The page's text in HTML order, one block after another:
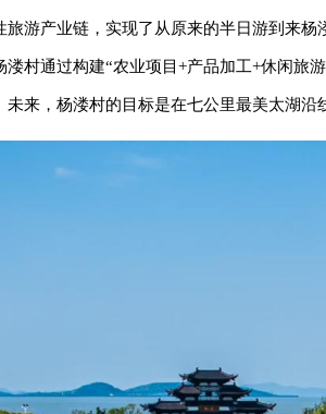
旅游产业链，实现了从原来的半日游到来
溇村通过构建“农业项目+产品加工+休闲旅
未来，杨溇村的目标是在七公里最美太湖